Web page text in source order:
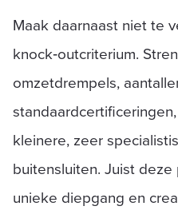
Maak daarnaast niet te
knock‑outcriterium.
omzetdrempels,
kleinere, zeer
buitensluiten. Juist
unieke diepgang en